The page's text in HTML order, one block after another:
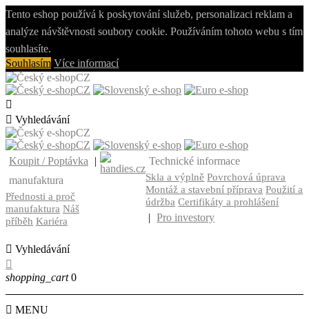
Tento eshop používá k poskytování služeb, personalizaci reklam a
analýze návštěvnosti soubory cookie. Používáním tohoto webu s tím
souhlasíte.
Souhlasím Více informací
CZ
CZ

 Vyhledávání
CZ
CZ
Koupit / Poptávka
|
manufaktura
Přednosti a proč
manufaktura Náš
příběh Kariéra
Technické informace
Skla a výplně Povrchová úprava
Montáž a stavební příprava Použití a
údržba Certifikáty a prohlášení
| Pro investory
 Vyhledávání

shopping_cart 0
 MENU